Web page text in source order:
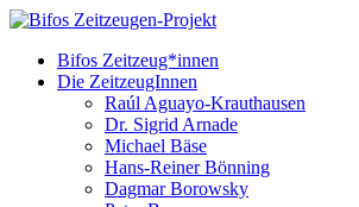
Bifos Zeitzeug*innen
Die ZeitzeugInnen
Raúl Aguayo-Krauthausen
Dr. Sigrid Arnade
Michael Bäse
Hans-Reiner Bönning
Dagmar Borowsky